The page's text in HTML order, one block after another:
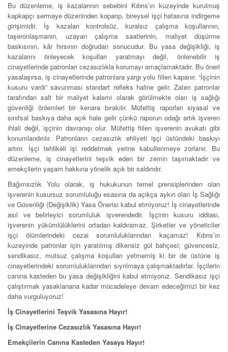
Bu düzenleme, iş kazalarının sebebini Kıbrıs’ın kuzeyinde kurulmuş
kapkapçı sermaye düzeninden koparıp, bireysel işçi hatasına indirgeme
girişimidir. İş kazaları kontrolsüz, kuralsız çalışma koşullarının,
taşeronlaşmanın, uzayan çalışma saatlerinin, maliyet düşürme
baskısının, kâr hırsının doğrudan sonucudur. Bu yasa değişikliği, iş
kazalarını önleyecek koşulları yaratmayı değil, önlenebilir iş
cinayetlerinde patronları cezasızlıkla korumayı amaçlamaktadır. Bu öneri
yasalaşırsa, iş cinayetlerinde patronlara yargı yolu fiilen kapanır. “İşçinin
kusuru vardı” savunması standart refleks haline gelir. Zaten patronlar
tarafından salt bir maliyet kalemi olarak görülmekte olan iş sağlığı
güvenliği önlemleri bir kenara bırakılır. Müfettiş raporları siyasal ve
sınıfsal baskıya daha açık hale gelir çünkü raporun odağı artık işveren
ihlali değil, işçinin davranışı olur. Müfettiş fiilen işverenin avukatı gibi
konumlandırılır. Patronların cezasızlık ehliyeti işçi üstündeki baskıyı
artırır. İşçi tehlikeli işi reddetmek yerine kabullenmeye zorlanır. Bu
düzenleme, iş cinayetlerini teşvik eden bir zemin taşımaktadır ve
emekçilerin yaşam hakkına yönelik açık bir saldırıdır.
Bağımsızlık Yolu olarak, iş hukukunun temel prensiplerinden olan
işverenin kusursuz sorumluluğu esasına da açıkça aykırı olan İş Sağlığı
ve Güvenliği (Değişiklik) Yasa Önerisi kabul etmiyoruz! İş cinayetlerinde
asıl ve belirleyici sorumluluk işverendedir. İşçinin kusuru iddiası,
işverenin yükümlülüklerini ortadan kaldıramaz. Şirketler ve yöneticiler
işçi ölümlerindeki cezai sorumluluklarından kaçamaz! Kıbrıs’ın
kuzeyinde patronlar için yaratılmış dikensiz gül bahçesi; güvencesiz,
sendikasız, mutsuz çalışma koşulları yetmemiş ki bir de üstüne iş
cinayetlerindeki sorumluluklarından sıyrılmaya çalışmaktadırlar. İşçilerin
canına kasteden bu yasa değişikliğini kabul etmiyoruz. Sendikasız işçi
çalıştırmak yasaklanana kadar mücadeleye devam edeceğimizi bir kez
daha vurguluyoruz!
İş Cinayetlerini Teşvik Yasasına Hayır!
İş Cinayetlerine Cezasızlık Yasasına Hayır!
Emekçilerin Canına Kasteden Yasaya Hayır!